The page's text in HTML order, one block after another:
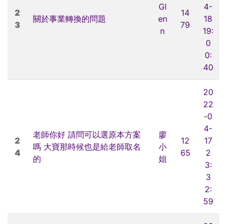
2
3
關於事業轉換的問題
Gl
en
n
14
79
4-
18
19:
0
0:
40
2
4
老師你好 請問可以選原本方案
嗎 大寶那時候也是給老師取名
的
廖
小
姐
12
65
20
22
-0
4-
17
2
3:
3
2:
59